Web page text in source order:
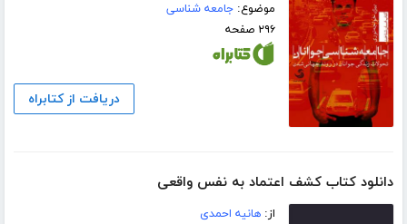
موضوع:جامعه شناسی
۲۹۶ صفحه
دریافت از کتابراه
دانلود کتاب کشف اعتماد به نفس واقعی
از:هانیه احمدی